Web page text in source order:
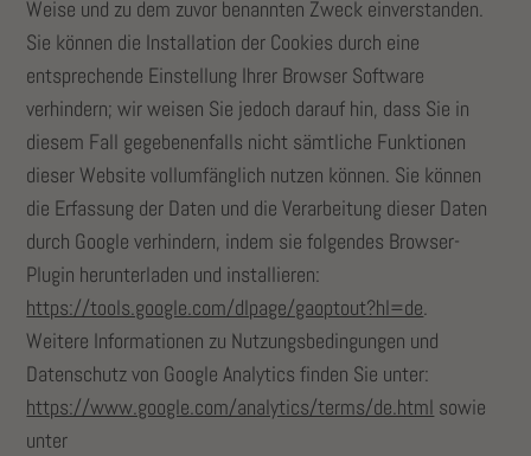
Weise und zu dem zuvor benannten Zweck einverstanden.
Sie können die Installation der Cookies durch eine
entsprechende Einstellung Ihrer Browser Software
verhindern; wir weisen Sie jedoch darauf hin, dass Sie in
diesem Fall gegebenenfalls nicht sämtliche Funktionen
dieser Website vollumfänglich nutzen können. Sie können
die Erfassung der Daten und die Verarbeitung dieser Daten
durch Google verhindern, indem sie folgendes Browser-
Plugin herunterladen und installieren:
https://tools.google.com/dlpage/gaoptout?hl=de.
Weitere Informationen zu Nutzungsbedingungen und
Datenschutz von Google Analytics finden Sie unter:
https://www.google.com/analytics/terms/de.html sowie
unter